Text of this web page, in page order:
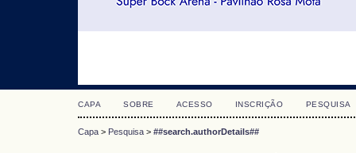
CAPA SOBRE ACESSO INSCRIÇÃO PESQUISA
Capa > Pesquisa > ##search.authorDetails##